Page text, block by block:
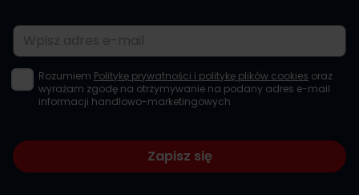
Adres e-mail
Rozumiem Politykę prywatności i politykę plików cookies oraz
wyrażam zgodę na otrzymywanie na podany adres e-mail
informacji handlowo-marketingowych.
Zapisz się